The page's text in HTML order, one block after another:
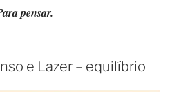
pensar.
e Lazer – equilíbrio